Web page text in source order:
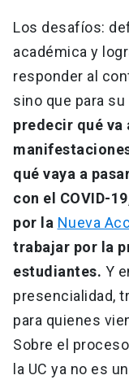
Los desafíos:
académica y
responder al
sino que para
predecir qué va
qué vaya a
con el COVID-
por la Nueva
trabajar por la
estudiantes. Y
presencialidad,
para quienes
Sobre el
la UC ya no es